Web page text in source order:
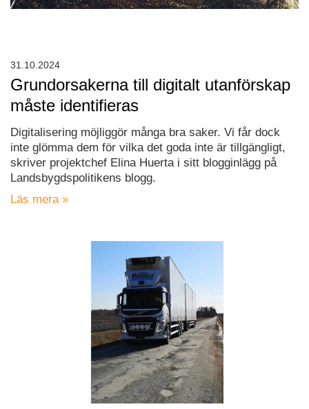
Grundorsakerna till digitalt utanförskap
måste identifieras
Digitalisering möjliggör många bra saker. Vi får dock
inte glömma dem för vilka det goda inte är tillgängligt,
skriver projektchef Elina Huerta i sitt blogginlägg på
Landsbygdspolitikens blogg.
Läs mera »
31.10.2024